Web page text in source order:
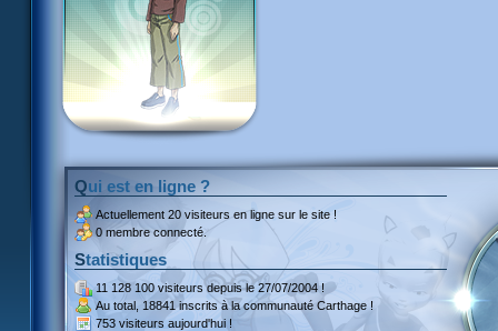
Qui est en ligne ?
Actuellement 20 visiteurs en ligne sur le site !
0 membre connecté.
Statistiques
11 128 100 visiteursdepuis le 27/07/2004 !
Au total, 18841 inscritsà la communauté Carthage !
753 visiteurs aujourd'hui !